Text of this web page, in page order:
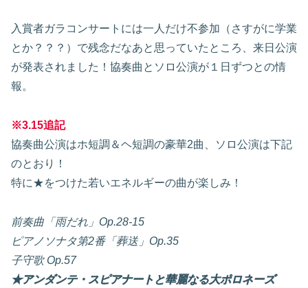
入賞者ガラコンサートには一人だけ不参加（さすがに学業
とか？？？）で残念だなあと思っていたところ、来日公演
が発表されました！協奏曲とソロ公演が１日ずつとの情
報。
※3.15追記
協奏曲公演はホ短調＆ヘ短調の豪華2曲、ソロ公演は下記
のとおり！
特に★をつけた若いエネルギーの曲が楽しみ！
前奏曲「雨だれ」Op.28-15
ピアノソナタ第2番「葬送」Op.35
子守歌 Op.57
★アンダンテ・スピアナートと華麗なる大ポロネーズ